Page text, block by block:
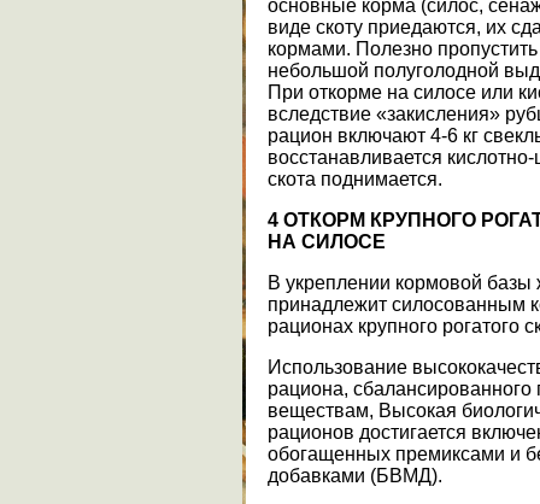
основные корма (силос,
виде скоту приедаются, их
кормами. Полезно
небольшой полуголодной
При откорме на силосе или
вследствие «закисления»
рацион включают 4-6 кг
восстанавливается
скота поднимается.
4 ОТКОРМ КРУПНОГО
НА СИЛОСЕ
В укреплении кормовой базы
принадлежит силосованным
рационах крупного рогатого
Использование
рациона,
веществам, Высокая
рационов достигается
обогащенных премиксами и
добавками (БВМД).